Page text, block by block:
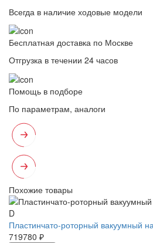
Всегда в наличие ходовые модели
Бесплатная доставка по Москве
Отгрузка в течении 24 часов
Помощь в подборе
По параметрам, аналоги
Похожие товары
Пластинчато-роторный вакуумный
719780 ₽